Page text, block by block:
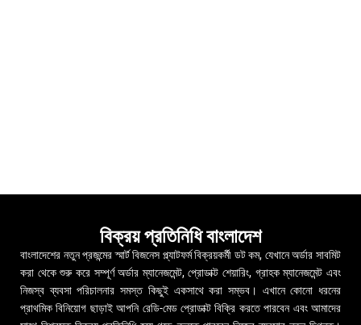
বিক্রয় প্রতিনিধি বাংলাদেশ
বাংলাদেশের নতুন প্রজন্মের স্মার্ট বিজনেস প্ল্যাটফর্ম বিক্রয়কর্মী ডট কম, যেখানে অর্ডার সাবমিট
করা থেকে শুরু করে সম্পূর্ণ অর্ডার ম্যানেজমেন্ট, প্রোডাক্ট শেয়ারিং, গ্রাহক ম্যানেজমেন্ট এবং
নিজস্ব ব্যবসা পরিচালনার সমস্ত কিছুই একসাথে করা সম্ভব। এখানে কোনো ধরনের
প্রাথমিক বিনিয়োগ ছাড়াই আপনি রেডি-মেড প্রোডাক্ট বিক্রি করতে পারবেন এবং আমাদের